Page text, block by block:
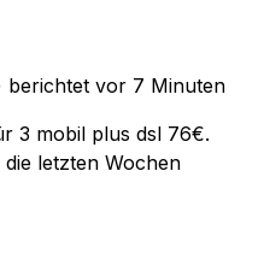
berichtet vor 7 Minuten
3 mobil plus dsl 76€.
letzten Wochen